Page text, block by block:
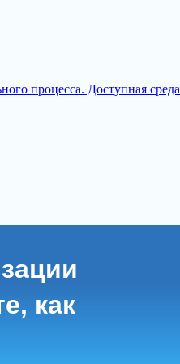
процесса. Доступная среда
как